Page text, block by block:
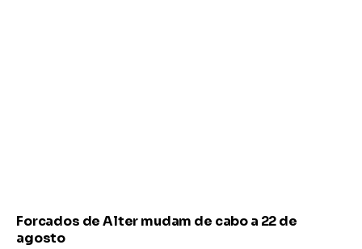
Forcados de Alter mudam de cabo a 22 de
agosto